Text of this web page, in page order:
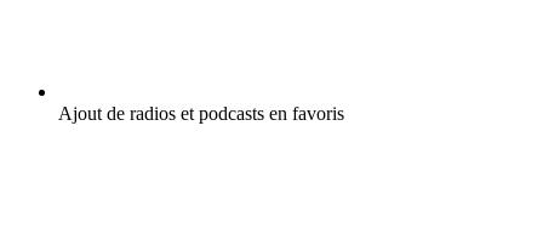
Ajout de radios et podcasts en favoris